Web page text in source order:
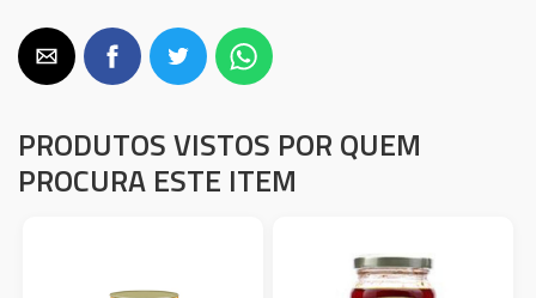
PRODUTOS VISTOS POR QUEM
PROCURA ESTE ITEM